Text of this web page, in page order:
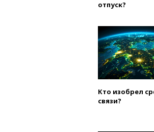
отпуск?
Кто изобрел
связи?